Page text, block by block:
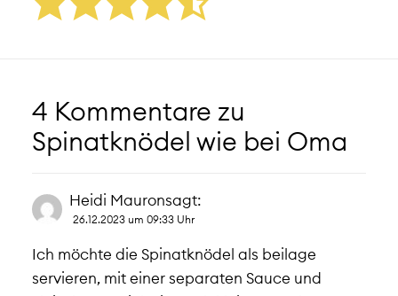
4 Kommentare zu
Spinatknödel wie bei Oma
Heidi Mauronsagt:
26.12.2023 um 09:33 Uhr
Ich möchte die Spinatknödel als beilage
servieren, mit einer separaten Sauce und